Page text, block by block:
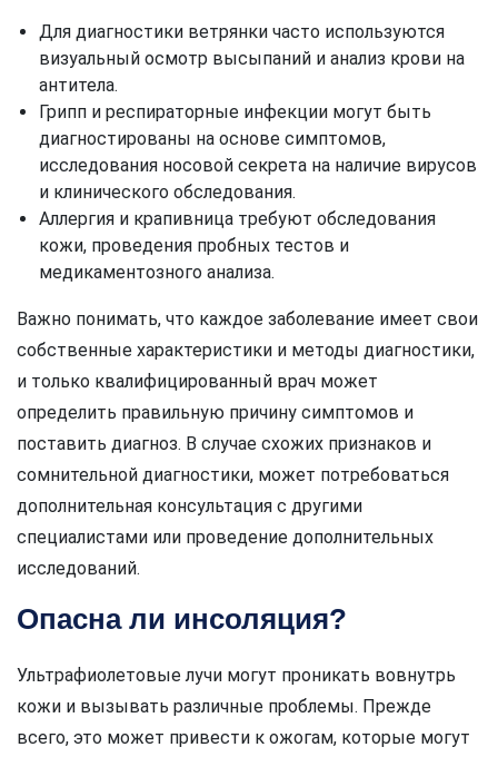
Для диагностики ветрянки часто используются
визуальный осмотр высыпаний и анализ крови на
антитела.
Грипп и респираторные инфекции могут быть
диагностированы на основе симптомов,
исследования носовой секрета на наличие вирусов
и клинического обследования.
Аллергия и крапивница требуют обследования
кожи, проведения пробных тестов и
медикаментозного анализа.
Важно понимать, что каждое заболевание имеет свои
собственные характеристики и методы диагностики,
и только квалифицированный врач может
определить правильную причину симптомов и
поставить диагноз. В случае схожих признаков и
сомнительной диагностики, может потребоваться
дополнительная консультация с другими
специалистами или проведение дополнительных
исследований.
Опасна ли инсоляция?
Ультрафиолетовые лучи могут проникать вовнутрь
кожи и вызывать различные проблемы. Прежде
всего, это может привести к ожогам, которые могут